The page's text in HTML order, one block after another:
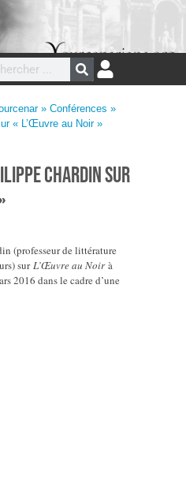
» Conférences »
« L’Œuvre au Noir »
Chardin sur
(professeur de littérature
surL’Œuvre au Noirà
2016 dans le cadre d’une